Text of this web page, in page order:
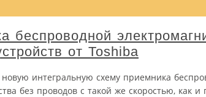
беспроводной
от Toshiba
интегральную схему приемника
без проводов с такой же скоростью, как